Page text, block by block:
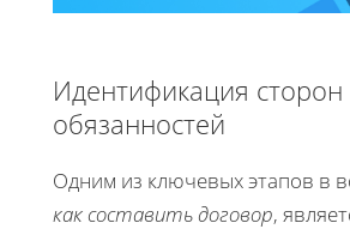
Идентификация сторон
обязанностей
Одним из ключевых этапов в
как составить договор,